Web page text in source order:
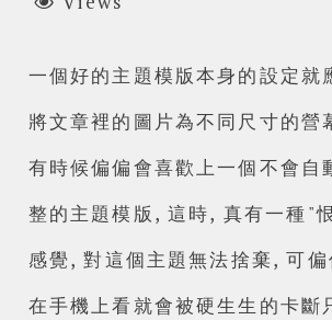
一個好的主題模版本身的設定就
將文章裡的圖片為不同尺寸的營
有時候偏偏會喜歡上一個不會自
整的主題模版, 這時, 真有一種"
感覺, 對這個主題無法捨棄, 可
在手機上看就會被硬生生的卡斷